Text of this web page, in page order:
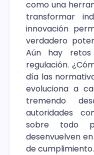
como una
transformar
innovación
verdadero
Aún hay
regulación.
día las
evoluciona a
tremendo
autoridades
sobre todo
desenvuelven
de cumplimiento.